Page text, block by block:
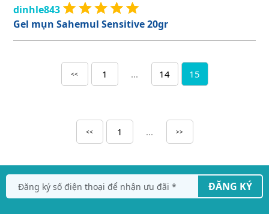
dinhle843
Gel mụn Sahemul Sensitive 20gr
<< 1 ... 14 15
<< 1 ... >>
ĐĂNG KÝ